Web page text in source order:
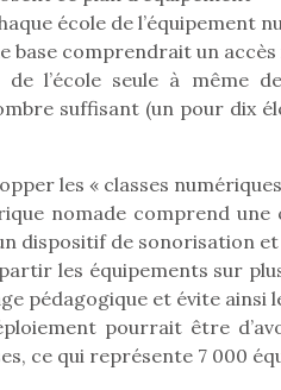
école de l’équipement
base comprendrait un
de l’école seule à même
suffisant (un pour dix
les « classes
nomade comprend
dispositif de sonorisation
les équipements sur
pédagogique et évite ainsi
pourrait être
ce qui représente 7 000